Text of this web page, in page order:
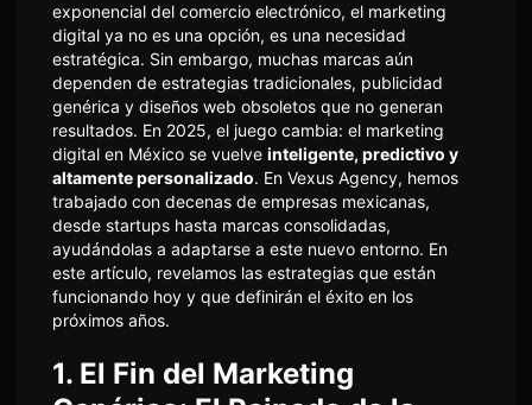
exponencial del comercio electrónico, el marketing
digital ya no es una opción, es una necesidad
estratégica. Sin embargo, muchas marcas aún
dependen de estrategias tradicionales, publicidad
genérica y diseños web obsoletos que no generan
resultados. En 2025, el juego cambia: el marketing
digital en México se vuelve inteligente, predictivo y
altamente personalizado. En Vexus Agency, hemos
trabajado con decenas de empresas mexicanas,
desde startups hasta marcas consolidadas,
ayudándolas a adaptarse a este nuevo entorno. En
este artículo, revelamos las estrategias que están
funcionando hoy y que definirán el éxito en los
próximos años.
1. El Fin del Marketing